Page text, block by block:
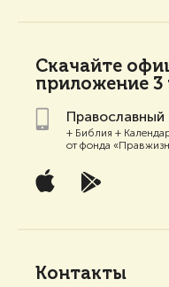
Скачайте
приложение 3
+ Библия +
от фонда
Контакты